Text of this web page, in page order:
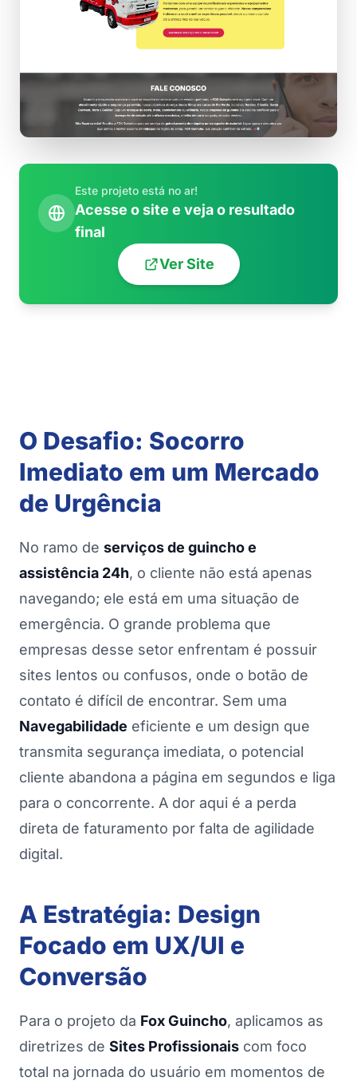
TOQUE NA IMAGEM PARA ROLAR
Este projeto está no ar!
Acesse o site e veja o resultado
final
Ver Site
O Desafio: Socorro
Imediato em um Mercado
de Urgência
No ramo de serviços de guincho e
assistência 24h, o cliente não está apenas
navegando; ele está em uma situação de
emergência. O grande problema que
empresas desse setor enfrentam é possuir
sites lentos ou confusos, onde o botão de
contato é difícil de encontrar. Sem uma
Navegabilidade eficiente e um design que
transmita segurança imediata, o potencial
cliente abandona a página em segundos e liga
para o concorrente. A dor aqui é a perda
direta de faturamento por falta de agilidade
digital.
A Estratégia: Design
Focado em UX/UI e
Conversão
Para o projeto da Fox Guincho, aplicamos as
diretrizes de Sites Profissionais com foco
total na jornada do usuário em momentos de